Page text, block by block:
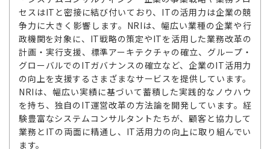
セスはITと密接に結び付いており、ITの活用力は企業の競
争力に大きく影響します。NRIは、幅広い業種の企業や行
政機関を対象に、IT戦略の策定やITを活用した業務改革の
計画・実行支援、標準アーキテクチャの確立、グループ・
グローバルでのITガバナンスの確立など、企業のIT活用力
の向上を支援するさまざまなサービスを提供しています。
NRIは、幅広い実績に基づいて蓄積した実践的なノウハウ
を持ち、独自のIT運営改革の方法論を開発しています。経
験豊富なシステムコンサルタントたちが、顧客と協力して
業務とITの両面に精通し、IT活用力の向上に取り組んでい
ます。